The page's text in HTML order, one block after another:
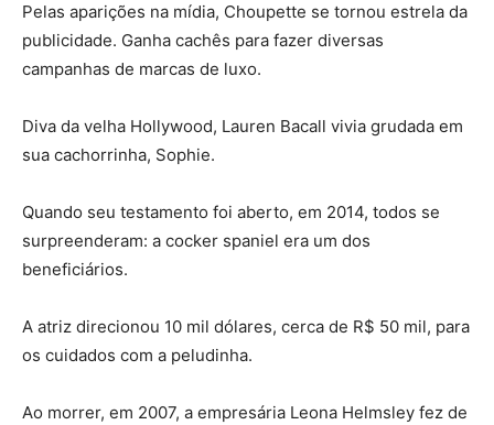
Pelas aparições na mídia, Choupette se tornou estrela da
publicidade. Ganha cachês para fazer diversas
campanhas de marcas de luxo.
Diva da velha Hollywood, Lauren Bacall vivia grudada em
sua cachorrinha, Sophie.
Quando seu testamento foi aberto, em 2014, todos se
surpreenderam: a cocker spaniel era um dos
beneficiários.
A atriz direcionou 10 mil dólares, cerca de R$ 50 mil, para
os cuidados com a peludinha.
Ao morrer, em 2007, a empresária Leona Helmsley fez de